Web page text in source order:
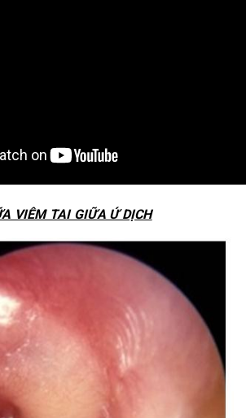
VIÊM TAI GIỮA Ứ DỊCH